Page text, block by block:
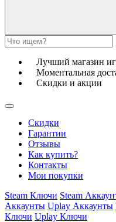
Лучший магазин
Моментальная
Скидки и акции
Скидки
Гарантии
Отзывы
Как купить?
Контакты
Мои покупки
Steam Ключи Steam
Аккаунты Uplay Аккаунты
Ключи Uplay Ключи